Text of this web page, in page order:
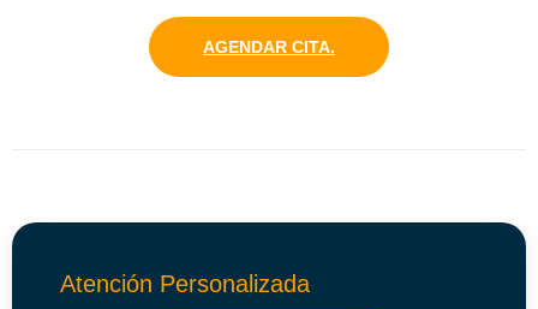
AGENDAR CITA.
Atención Personalizada